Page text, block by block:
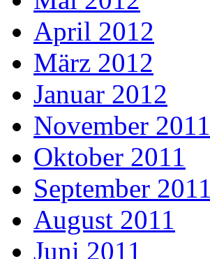
April 2012
März 2012
Januar 2012
November 2011
Oktober 2011
September 2011
August 2011
Juni 2011